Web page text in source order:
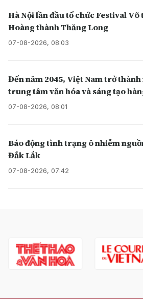
Hà Nội lần đầu tổ chức Festival
Hoàng thành Thăng Long
07-08-2026, 08:03
Đến năm 2045, Việt Nam trở
trung tâm văn hóa và sáng tạo
07-08-2026, 08:01
Báo động tình trạng ô nhiễm
Đắk Lắk
07-08-2026, 07:42